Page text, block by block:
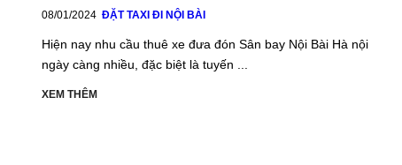
08/01/2024 ĐẶT TAXI ĐI NỘI BÀI
Hiện nay nhu cầu thuê xe đưa đón Sân bay Nội Bài Hà nội
ngày càng nhiều, đặc biệt là tuyến ...
XEM THÊM